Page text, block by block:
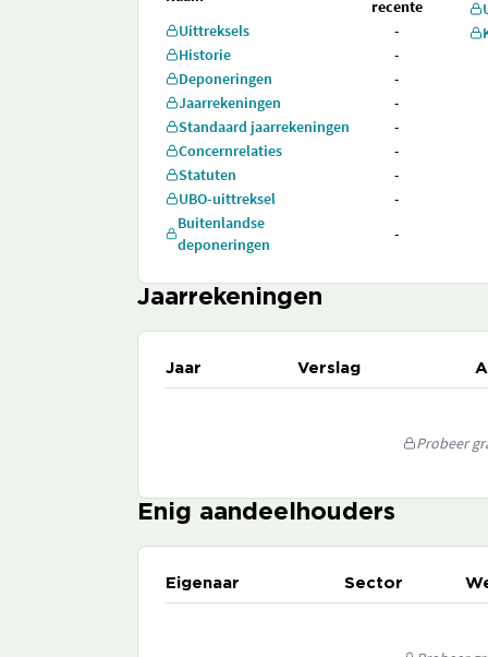
recente
Uittreksels
-
Historie
-
Deponeringen
-
Jaarrekeningen
-
Standaard jaarrekeningen
-
Concernrelaties
-
Statuten
-
UBO-uittreksel
-
Buitenlandse
deponeringen
-
Jaarrekeningen
Jaar Verslag
Probeer
Enig aandeelhouders
Eigenaar Sector